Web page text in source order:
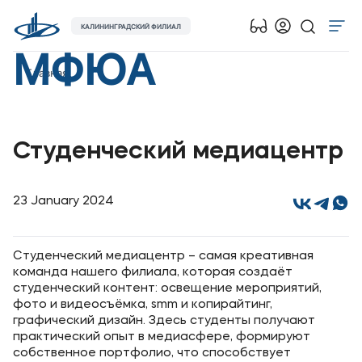
МФЮА
КАЛИНИНГРАДСКИЙ ФИЛИАЛ
Об университете
Абитуриенту
Наука
Абитуриентам
Студентам
Выпускникам
Главная
Студенческий медиацентр
23 January 2024
Студенческий медиацентр – самая креативная
команда нашего филиала, которая создаёт
студенческий контент: освещение мероприятий,
фото и видеосъёмка, smm и копирайтинг,
графический дизайн. Здесь студенты получают
практический опыт в медиасфере, формируют
собственное портфолио, что способствует